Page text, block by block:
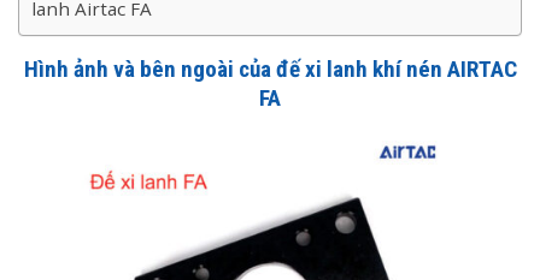
lanh Airtac FA
Hình ảnh và bên ngoài của đế xi lanh khí nén AIRTAC
FA